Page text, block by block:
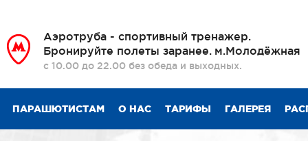
Аэротруба - спортивный тренажер.
Бронируйте полеты заранее. м.Молодёжная
с 10.00 до 22.00 без обеда и выходных.
ПАРАШЮТИСТАМ О НАС ТАРИФЫ ГАЛЕРЕЯ